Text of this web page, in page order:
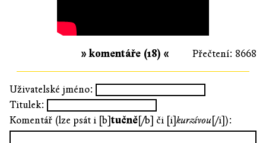
Přečtení: 8668
» komentáře (18) «
Uživatelské jméno:
Titulek:
Komentář (lze psát i [b]tučně[/b] či [i]kurzívou[/i]):